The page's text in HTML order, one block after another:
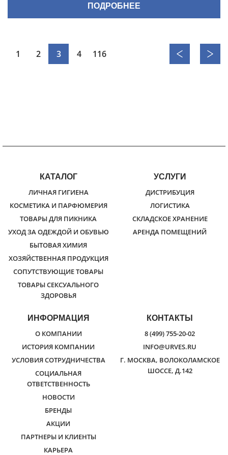
ПОДРОБНЕЕ
1 2 3 4 116
КАТАЛОГ
ЛИЧНАЯ ГИГИЕНА
КОСМЕТИКА И ПАРФЮМЕРИЯ
ТОВАРЫ ДЛЯ ПИКНИКА
УХОД ЗА ОДЕЖДОЙ И ОБУВЬЮ
БЫТОВАЯ ХИМИЯ
ХОЗЯЙСТВЕННАЯ ПРОДУКЦИЯ
СОПУТСТВУЮЩИЕ ТОВАРЫ
ТОВАРЫ СЕКСУАЛЬНОГО
ЗДОРОВЬЯ
УСЛУГИ
ДИСТРИБУЦИЯ
ЛОГИСТИКА
СКЛАДСКОЕ ХРАНЕНИЕ
АРЕНДА ПОМЕЩЕНИЙ
ИНФОРМАЦИЯ
О КОМПАНИИ
ИСТОРИЯ КОМПАНИИ
УСЛОВИЯ СОТРУДНИЧЕСТВА
СОЦИАЛЬНАЯ
ОТВЕТСТВЕННОСТЬ
НОВОСТИ
БРЕНДЫ
АКЦИИ
ПАРТНЕРЫ И КЛИЕНТЫ
КАРЬЕРА
КОНТАКТЫ
8 (499) 755-20-02
INFO@URVES.RU
Г. МОСКВА, ВОЛОКОЛАМСКОЕ
ШОССЕ, Д.142